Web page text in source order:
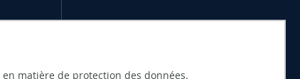
matière de protection des données.